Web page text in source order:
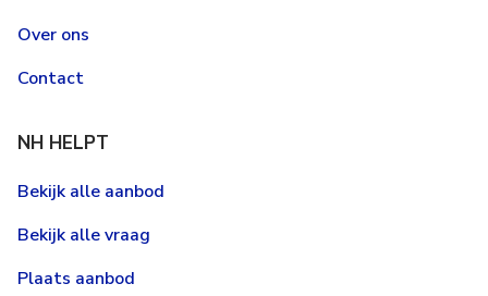
Over ons
Contact
NH HELPT
Bekijk alle aanbod
Bekijk alle vraag
Plaats aanbod